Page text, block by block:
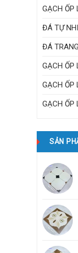
GẠCH ỐP
ĐÁ TỰ
ĐÁ
GẠCH ỐP
GẠCH ỐP
GẠCH ỐP
SẢN